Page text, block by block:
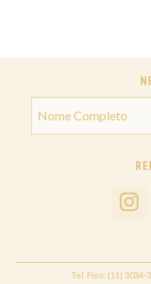
Tel. Fixo: (11) 3034-